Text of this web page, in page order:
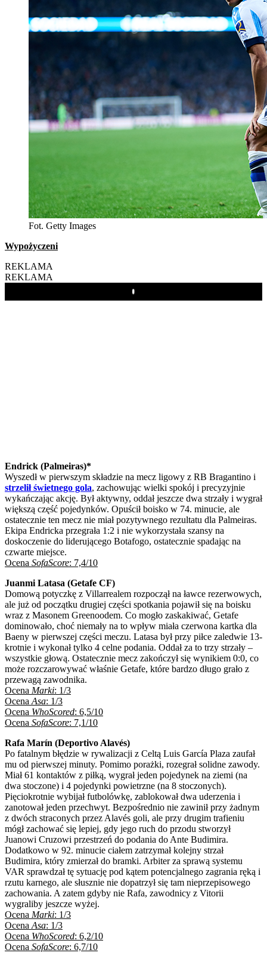
Fot. Getty Images
Wypożyczeni
REKLAMA
REKLAMA
Play
Endrick (Palmeiras)*
Wyszedł w pierwszym składzie na mecz ligowy z RB Bragantino i
strzelił świetnego gola, zachowując wielki spokój i precyzyjnie
wykańczając akcję. Był aktywny, oddał jeszcze dwa strzały i wygrał
większą część pojedynków. Opuścił boisko w 74. minucie, ale
ostatecznie ten mecz nie miał pozytywnego rezultatu dla Palmeiras.
Ekipa Endricka przegrała 1:2 i nie wykorzystała szansy na
doskoczenie do liderującego Botafogo, ostatecznie spadając na
czwarte miejsce.
Ocena SofaScore: 7,4/10
Juanmi Latasa (Getafe CF)
Domową potyczkę z Villarrealem rozpoczął na ławce rezerwowych,
ale już od początku drugiej części spotkania pojawił się na boisku
wraz z Masonem Greenoodem. Co mogło zaskakiwać, Getafe
dominowało, choć niemały na to wpływ miała czerwona kartka dla
Baeny w pierwszej części meczu. Latasa był przy piłce zaledwie 13-
krotnie i wykonał tylko 4 celne podania. Oddał za to trzy strzały –
wszystkie głową. Ostatecznie mecz zakończył się wynikiem 0:0, co
może rozczarowywać właśnie Getafe, które bardzo długo grało z
przewagą zawodnika.
Ocena Marki: 1/3
Ocena Asa: 1/3
Ocena WhoScored: 6,5/10
Ocena SofaScore: 7,1/10
Rafa Marín (Deportivo Alavés)
Po fatalnym błędzie w rywalizacji z Celtą Luis García Plaza zaufał
mu od pierwszej minuty. Pomimo porażki, rozegrał solidne zawody.
Miał 61 kontaktów z piłką, wygrał jeden pojedynek na ziemi (na
dwa stoczone) i 4 pojedynki powietrzne (na 8 stoczonych).
Pięciokrotnie wybijał futbolówkę, zablokował dwa uderzenia i
zanotował jeden przechwyt. Bezpośrednio nie zawinił przy żadnym
z dwóch straconych przez Alavés goli, ale przy drugim trafieniu
mógł zachować się lepiej, gdy jego ruch do przodu stworzył
Juanowi Cruzowi przestrzeń do podania do Ante Budimira.
Dodatkowo w 92. minucie ciałem zatrzymał kolejny strzał
Budimira, który zmierzał do bramki. Arbiter za sprawą systemu
VAR sprawdzał tę sytuację pod kątem potencjalnego zagrania ręką i
rzutu karnego, ale słusznie nie dopatrzył się tam nieprzepisowego
zachowania. A zatem gdyby nie Rafa, zawodnicy z Vitorii
wygraliby jeszcze wyżej.
Ocena Marki: 1/3
Ocena Asa: 1/3
Ocena WhoScored: 6,2/10
Ocena SofaScore: 6,7/10